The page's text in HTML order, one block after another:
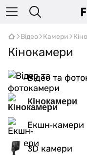
Відео Камери
Кінокамери
Відео та
Кінокамери
Екшн-камери
3D камери